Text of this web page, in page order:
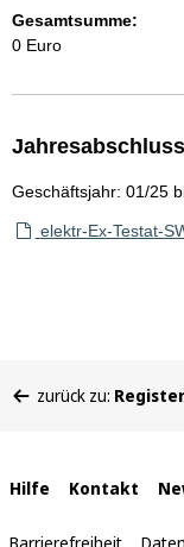
Gesamtsumme:
0 Euro
Geschäftsjahr: 01/25
elektr-Ex-Testat-
befinden
zurück zu:
Interne
Links
Hilfe Kontakt